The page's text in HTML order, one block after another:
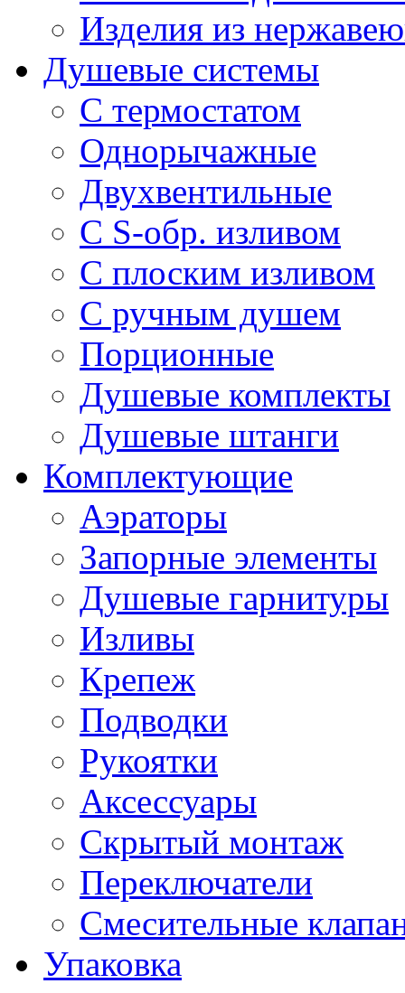
Изделия из
Душевые системы
С термостатом
Однорычажные
Двухвентильные
С S-обр. изливом
С плоским изливом
С ручным душем
Порционные
Душевые комплекты
Душевые штанги
Комплектующие
Аэраторы
Запорные элементы
Душевые гарнитуры
Изливы
Крепеж
Подводки
Рукоятки
Аксессуары
Скрытый монтаж
Переключатели
Смесительные
Упаковка